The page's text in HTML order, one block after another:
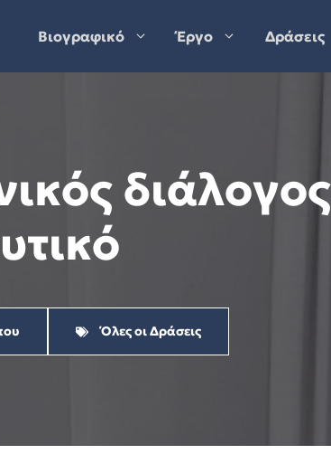
Βιογραφικό Έργο Δράσεις
Όλες οι Δράσεις